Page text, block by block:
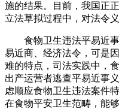
施的结果。目前，我国正
立法草拟过程中，对法令
食物卫生违法平易近事
易近商、经济法令，可是
难的特点，司法实践中，
出产运营者逃查平易近事
虑顺应食物卫生违法案件
在食物平安卫生范畴，能